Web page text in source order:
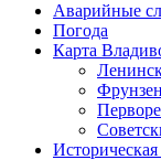
Владивосток —
Аварийные
Погода
Карта
Историческая